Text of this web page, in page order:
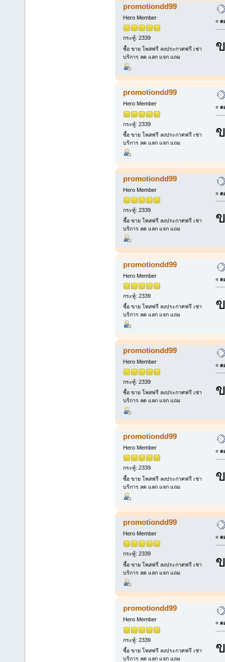
promotiondd99
Hero Member
กระทู้: 2339
ซื้อ ขาย โพสฟรี ลงประกาศฟรี เช่า
บริการ ลด แลก แจก แถม
« ต
promotiondd99
Hero Member
กระทู้: 2339
ซื้อ ขาย โพสฟรี ลงประกาศฟรี เช่า
บริการ ลด แลก แจก แถม
« ต
promotiondd99
Hero Member
กระทู้: 2339
ซื้อ ขาย โพสฟรี ลงประกาศฟรี เช่า
บริการ ลด แลก แจก แถม
« ต
promotiondd99
Hero Member
กระทู้: 2339
ซื้อ ขาย โพสฟรี ลงประกาศฟรี เช่า
บริการ ลด แลก แจก แถม
« ต
promotiondd99
Hero Member
กระทู้: 2339
ซื้อ ขาย โพสฟรี ลงประกาศฟรี เช่า
บริการ ลด แลก แจก แถม
« ต
promotiondd99
Hero Member
กระทู้: 2339
ซื้อ ขาย โพสฟรี ลงประกาศฟรี เช่า
บริการ ลด แลก แจก แถม
« ต
promotiondd99
Hero Member
กระทู้: 2339
ซื้อ ขาย โพสฟรี ลงประกาศฟรี เช่า
บริการ ลด แลก แจก แถม
« ต
promotiondd99
Hero Member
กระทู้: 2339
ซื้อ ขาย โพสฟรี ลงประกาศฟรี เช่า
บริการ ลด แลก แจก แถม
« ต